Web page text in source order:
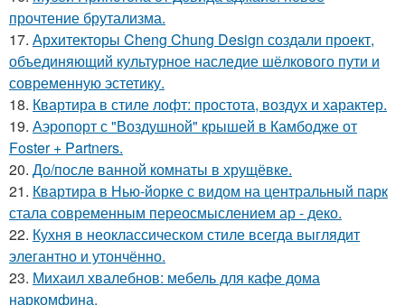
прочтение брутализма.
17. Архитекторы Cheng Chung Design создали проект,
объединяющий культурное наследие шёлкового пути и
современную эстетику.
18. Квартира в стиле лофт: простота, воздух и характер.
19. Аэропорт с "Воздушной" крышей в Камбодже от
Foster + Partners.
20. До/после ванной комнаты в хрущёвке.
21. Квартира в Нью-йорке с видом на центральный парк
стала современным переосмыслением ар - деко.
22. Кухня в неоклассическом стиле всегда выглядит
элегантно и утончённо.
23. Михаил хвалебнов: мебель для кафе дома
наркомфина.